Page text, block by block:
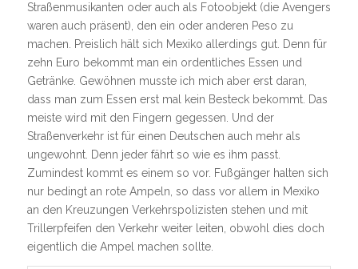
Straßenmusikanten oder auch als Fotoobjekt (die Avengers
waren auch präsent), den ein oder anderen Peso zu
machen. Preislich hält sich Mexiko allerdings gut. Denn für
zehn Euro bekommt man ein ordentliches Essen und
Getränke. Gewöhnen musste ich mich aber erst daran,
dass man zum Essen erst mal kein Besteck bekommt. Das
meiste wird mit den Fingern gegessen. Und der
Straßenverkehr ist für einen Deutschen auch mehr als
ungewohnt. Denn jeder fährt so wie es ihm passt.
Zumindest kommt es einem so vor. Fußgänger halten sich
nur bedingt an rote Ampeln, so dass vor allem in Mexiko
an den Kreuzungen Verkehrspolizisten stehen und mit
Trillerpfeifen den Verkehr weiter leiten, obwohl dies doch
eigentlich die Ampel machen sollte.